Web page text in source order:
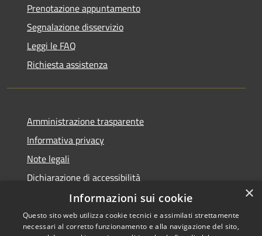
Prenotazione appuntamento
Segnalazione disservizio
Leggi le FAQ
Richiesta assistenza
Amministrazione trasparente
Informativa privacy
Note legali
Dichiarazione di accessibilità
×
Informazioni sui cookie
Questo sito web utilizza cookie tecnici e assimilati strettamente
necessari al corretto funzionamento e alla navigazione del sito,